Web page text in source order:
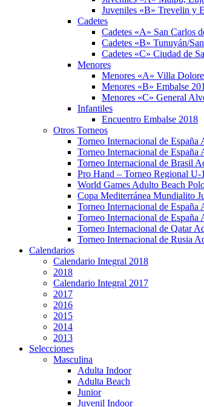
Juveniles «B» Trevelin y
Cadetes
Cadetes «A» San Carlos
Cadetes «B» Tunuyán/
Cadetes «C» Ciudad de
Menores
Menores «A» Villa
Menores «B» Embalse
Menores «C» General
Infantiles
Encuentro Embalse 2018
Otros Torneos
Torneo Internacional de
Torneo Internacional de
Torneo Internacional de Brasil
Pro Hand – Torneo Regional U-
World Games Adulto Beach
Copa Mediterránea Mundialito
Torneo Internacional de
Torneo Internacional de
Torneo Internacional de Qatar
Torneo Internacional de Rusia
Calendarios
Calendario Integral 2018
2018
Calendario Integral 2017
2017
2016
2015
2014
2013
Selecciones
Masculina
Adulta Indoor
Adulta Beach
Junior
Juvenil Indoor